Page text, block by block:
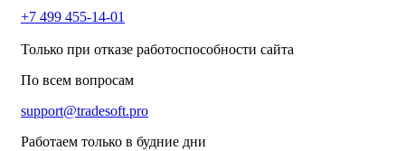
+7 499 455-14-01
Только при отказе работоспособности сайта
По всем вопросам
support@tradesoft.pro
Работаем только в будние дни